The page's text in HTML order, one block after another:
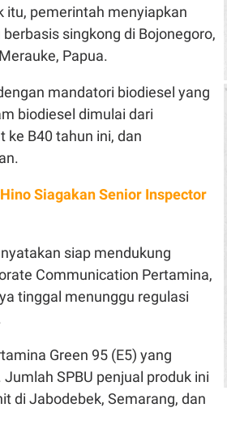
itu, pemerintah menyiapkan
singkong di Bojonegoro,
Papua.
mandatori biodiesel yang
biodiesel dimulai dari
ke B40 tahun ini, dan
Siagakan Senior Inspector
siap mendukung
Communication Pertamina,
tinggal menunggu regulasi
Green 95 (E5) yang
SPBU penjual produk ini
di Jabodebek, Semarang, dan